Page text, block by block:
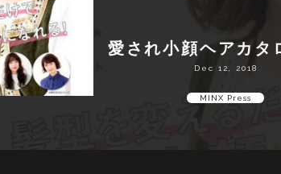
愛され小顔ヘアカタ
Dec 12, 2018
MINX Press